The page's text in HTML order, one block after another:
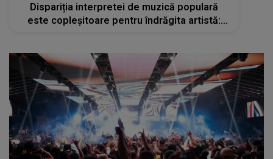
Dispariția interpretei de muzică populară
este copleșitoare pentru îndrăgita artistă: